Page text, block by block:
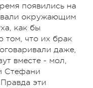
появились на
окружающим
как бы
том, что их брак
даже,
вместе - мол,
Стефани
эти